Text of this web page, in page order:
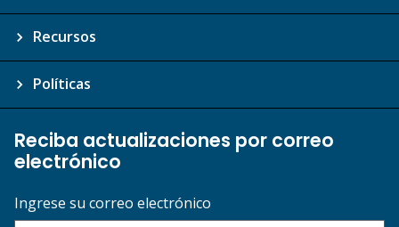
Recursos
Políticas
Reciba actualizaciones por correo
electrónico
Ingrese su correo electrónico